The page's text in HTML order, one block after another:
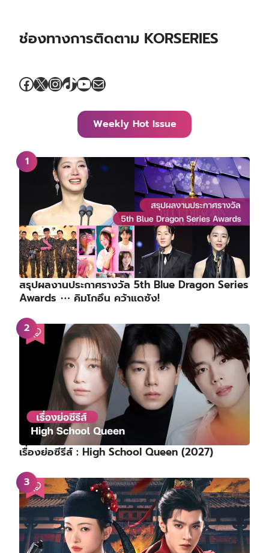
ช่องทางการติดตาม KORSERIES
Facebook
X Instagram
TikTok
YouTube
Mail
Weekly Hot Issue
สรุปผลงานประกาศรางวัล 5th Blue Dragon Series
Awards ⋯ คิมโกอึน คว้าแดซัง!
เรื่องย่อซีรีส์ : High School Queen (2027)